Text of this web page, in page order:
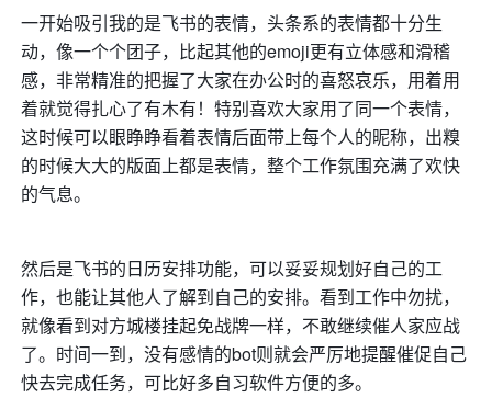
一开始吸引我的是飞书的表情，头条系的表情都十分生
动，像一个个团子，比起其他的emoji更有立体感和滑稽
感，非常精准的把握了大家在办公时的喜怒哀乐，用着用
着就觉得扎心了有木有！特别喜欢大家用了同一个表情，
这时候可以眼睁睁看着表情后面带上每个人的昵称，出糗
的时候大大的版面上都是表情，整个工作氛围充满了欢快
的气息。
然后是飞书的日历安排功能，可以妥妥规划好自己的工
作，也能让其他人了解到自己的安排。看到工作中勿扰，
就像看到对方城楼挂起免战牌一样，不敢继续催人家应战
了。时间一到，没有感情的bot则就会严厉地提醒催促自己
快去完成任务，可比好多自习软件方便的多。